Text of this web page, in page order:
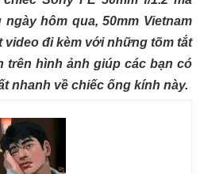
hôm qua, 50mm Vietnam
video đi kèm với những tõm tắt
trên hình ảnh giúp các bạn có
nhanh về chiếc ống kính này.